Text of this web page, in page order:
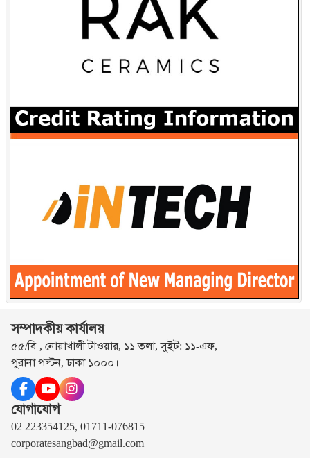
সম্পাদকীয় কার্যালয়
৫৫/বি , নোয়াখালী টাওয়ার, ১১ তলা, সুইট: ১১-এফ,
পুরানা পল্টন, ঢাকা ১০০০।
যোগাযোগ
02 223354125, 01711-076815
corporatesangbad@gmail.com